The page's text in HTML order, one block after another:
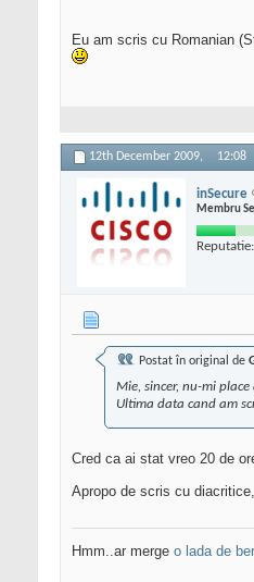
Eu am scris cu Romanian
12th December 2009, 12:08
inSecure
Membru
Reputatie:
Postat în original de
Mie, sincer, nu-mi
Ultima data cand am
Cred ca ai stat vreo 20 de
Apropo de scris cu
Hmm..ar merge o lada de